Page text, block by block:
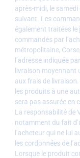
après-midi, le
suivant. Les
également traitées
commandés par
métropolitaine,
l’adresse indiquée
livraison
aux frais de
les produits à une
sera pas assurée en
La responsabilité de
notamment du fait
l’acheteur qui ne lui
les cordonnées de
Lorsque le produit